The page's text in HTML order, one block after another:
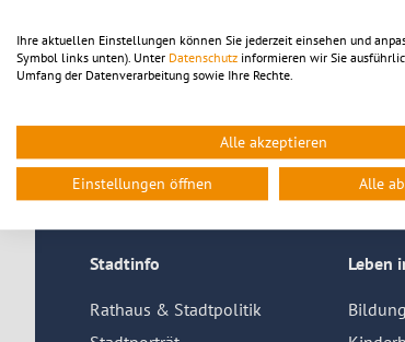
Die Stadtverwaltung bittet um Verständnis.
Stadtinfo
Rathaus & Stadtpolitik
Leben
Bildung
Ihre aktuellen Einstellungen können Sie jederzeit einsehen und
Symbol links unten). Unter Datenschutz informieren wir Sie
Umfang der Datenverarbeitung sowie Ihre Rechte.
Alle akzeptieren
Einstellungen öffnen Alle